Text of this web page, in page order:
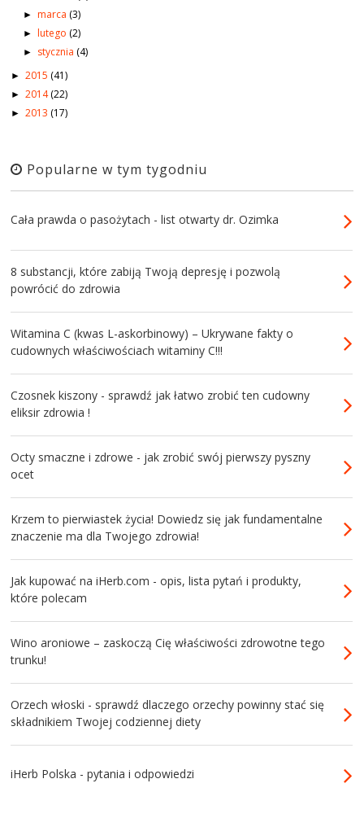
► marca (3)
► lutego (2)
► stycznia (4)
►2015 (41)
►2014(22)
►2013 (17)
Popularne w tym tygodniu
Cała prawda o pasożytach - list otwarty dr. Ozimka
8 substancji, które zabiją Twoją depresję i pozwolą
powrócić do zdrowia
Witamina C (kwas L-askorbinowy) – Ukrywane fakty o
cudownych właściwościach witaminy C!!!
Czosnek kiszony - sprawdź jak łatwo zrobić ten cudowny
eliksir zdrowia !
Octy smaczne i zdrowe - jak zrobić swój pierwszy pyszny
ocet
Krzem to pierwiastek życia! Dowiedz się jak fundamentalne
znaczenie ma dla Twojego zdrowia!
Jak kupować na iHerb.com - opis, lista pytań i produkty,
które polecam
Wino aroniowe – zaskoczą Cię właściwości zdrowotne tego
trunku!
Orzech włoski - sprawdź dlaczego orzechy powinny stać się
składnikiem Twojej codziennej diety
iHerb Polska - pytania i odpowiedzi